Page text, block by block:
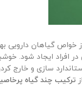
خواص گیاهان دارویی
افراد ایجاد شود.
سازی و خارج
ترکیب چند گیاه